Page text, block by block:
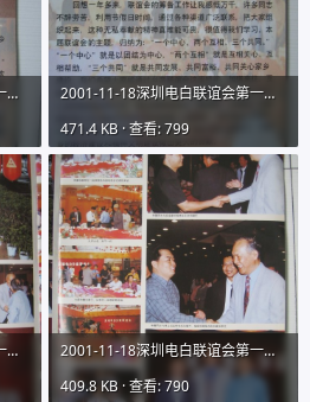
2001-11-18深圳电白联谊会第一期会刊图片01IMG_9731 (8).JPG
2001-11-18深圳电白联谊会第一期会刊图片01IMG_9731 (9).JPG
471.4 KB · 查看: 799
2001-11-18深圳电白联谊会第一期会刊图片01IMG_9731 (10).JPG
2001-11-18深圳电白联谊会第一期会刊图片01IMG_9731 (11).JPG
409.8 KB · 查看: 790